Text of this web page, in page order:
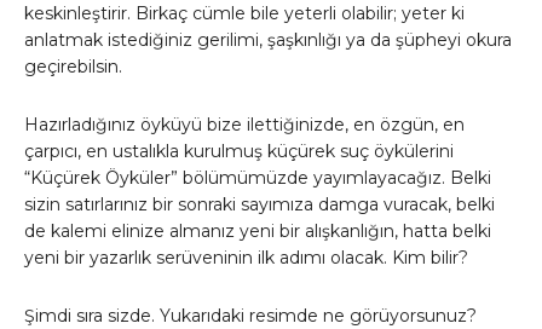
keskinleştirir. Birkaç cümle bile yeterli olabilir; yeter ki
anlatmak istediğiniz gerilimi, şaşkınlığı ya da şüpheyi okura
geçirebilsin.
Hazırladığınız öyküyü bize ilettiğinizde, en özgün, en
çarpıcı, en ustalıkla kurulmuş küçürek suç öykülerini
“Küçürek Öyküler” bölümümüzde yayımlayacağız. Belki
sizin satırlarınız bir sonraki sayımıza damga vuracak, belki
de kalemi elinize almanız yeni bir alışkanlığın, hatta belki
yeni bir yazarlık serüveninin ilk adımı olacak. Kim bilir?
Şimdi sıra sizde. Yukarıdaki resimde ne görüyorsunuz?